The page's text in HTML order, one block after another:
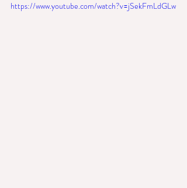
https://www.youtube.com/watch?v=jSekFmLdGLw